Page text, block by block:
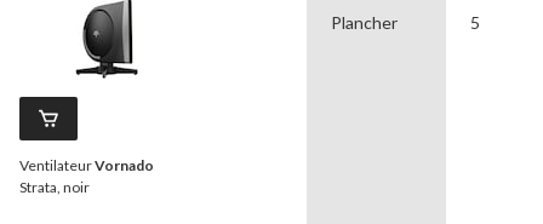
VentilateurVornado
Strata, noir
Plancher 5